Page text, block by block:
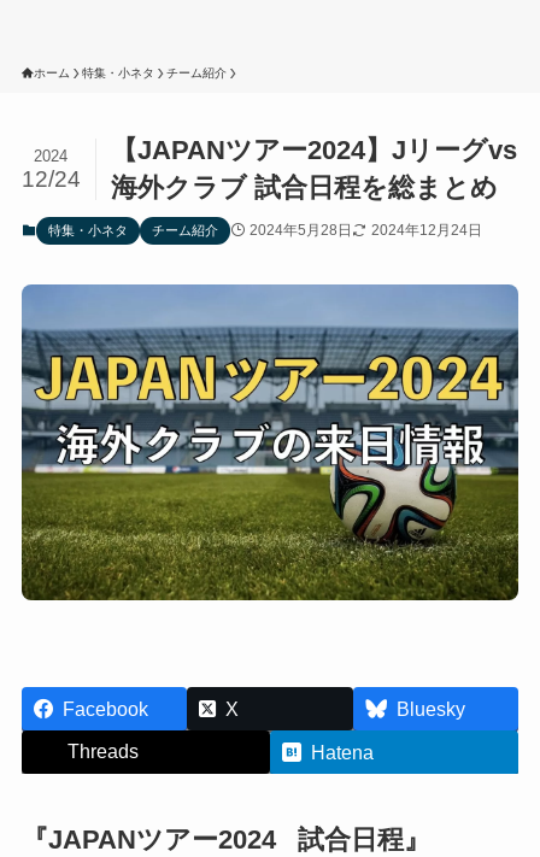
ホーム 特集・小ネタ チーム紹介
【JAPANツアー2024】Jリーグvs
海外クラブ 試合日程を総まとめ
2024
12/24
特集・小ネタ チーム紹介 2024年5月28日 2024年12月24日
Facebook X
Bluesky
Threads
Hatena
『JAPANツアー2024 試合日程』